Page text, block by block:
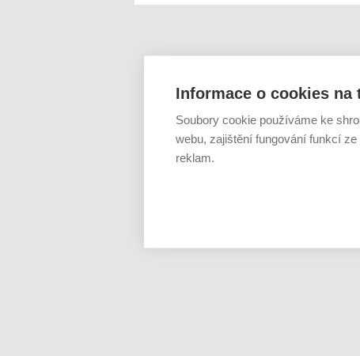
Informace o cookies na
Soubory cookie používáme ke
webu, zajištění fungování funkcí
reklam.